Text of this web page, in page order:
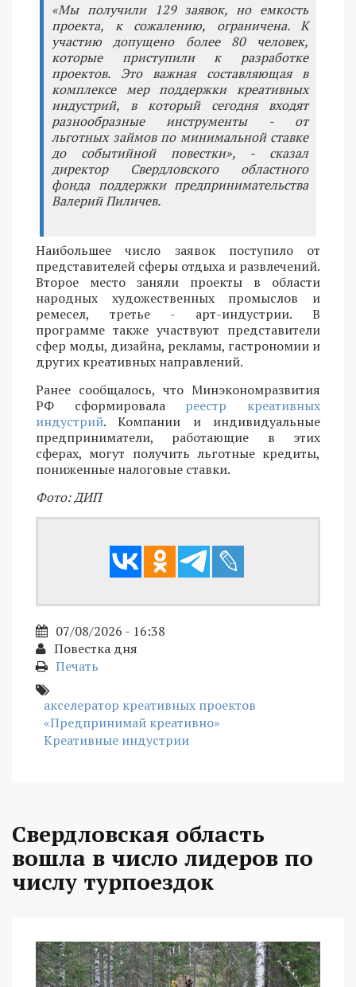
«Мы получили 129 заявок, но емкость
проекта, к сожалению, ограничена. К
участию допущено более 80 человек,
которые приступили к разработке
проектов. Это важная составляющая в
комплексе мер поддержки креативных
индустрий, в который сегодня входят
разнообразные инструменты - от
льготных займов по минимальной ставке
до событийной повестки», - сказал
директор Свердловского областного
фонда поддержки предпринимательства
Валерий Пиличев.
Наибольшее число заявок поступило от
представителей сферы отдыха и развлечений.
Второе место заняли проекты в области
народных художественных промыслов и
ремесел, третье - арт-индустрии. В
программе также участвуют представители
сфер моды, дизайна, рекламы, гастрономии и
других креативных направлений.
Ранее сообщалось, что Минэкономразвития
РФ сформировала реестр креативных
индустрий. Компании и индивидуальные
предприниматели, работающие в этих
сферах, могут получить льготные кредиты,
пониженные налоговые ставки.
Фото: ДИП
07/08/2026 - 16:38
Повестка дня
Печать
акселератор креативных проектов
«Предпринимай креативно»
Креативные индустрии
Свердловская область
вошла в число лидеров по
числу турпоездок